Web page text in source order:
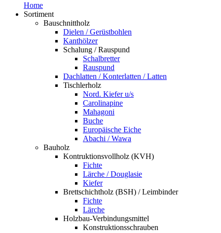
Home
Sortiment
Bauschnittholz
Dielen / Gerüstbohlen
Kanthölzer
Schalung / Rauspund
Schalbretter
Rauspund
Dachlatten / Konterlatten / Latten
Tischlerholz
Nord. Kiefer u/s
Carolinapine
Mahagoni
Buche
Europäische Eiche
Abachi / Wawa
Bauholz
Kontruktionsvollholz (KVH)
Fichte
Lärche / Douglasie
Kiefer
Brettschichtholz (BSH) / Leimbinder
Fichte
Lärche
Holzbau-Verbindungsmittel
Konstruktionsschrauben